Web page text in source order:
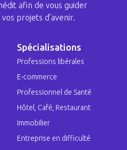
afin de vous guider
projets d’avenir.
Spécialisations
Professions libérales
E-commerce
Professionnel de Santé
Hôtel, Café, Restaurant
Immobilier
Entreprise en difficulté